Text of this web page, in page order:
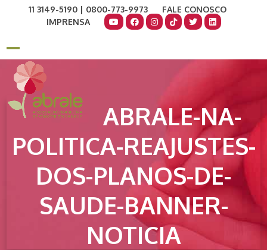
11 3149-5190 | 0800-773-9973
FALE CONOSCO
IMPRENSA
Open
mobile
menu
Close
mobile
menu
ABRALE-NA-
POLITICA-REAJUSTES-
DOS-PLANOS-DE-
SAUDE-BANNER-
NOTICIA